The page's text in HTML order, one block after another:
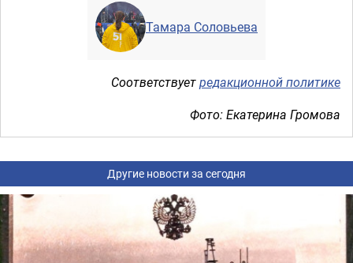
Тамара Соловьева
Соответствуетредакционной политике
Фото: Екатерина Громова
Другие новости за сегодня